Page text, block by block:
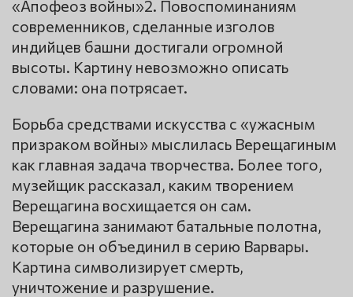
«Апофеоз войны»2. Повоспоминаниям
современников, сделанные изголов
индийцев башни достигали огромной
высоты. Картину невозможно описать
словами: она потрясает.
Борьба средствами искусства с «ужасным
призраком войны» мыслилась Верещагиным
как главная задача творчества. Более того,
музейщик рассказал, каким творением
Верещагина восхищается он сам.
Верещагина занимают батальные полотна,
которые он объединил в серию Варвары.
Картина символизирует смерть,
уничтожение и разрушение.